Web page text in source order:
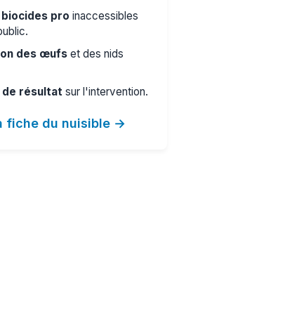
pro inaccessibles
des œufs et des nids
de résultat sur l'intervention.
fiche du nuisible →